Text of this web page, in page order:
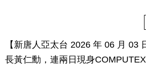
【新唐人亞太台 2026 年 06 月 03
長黃仁勳，連兩日現身